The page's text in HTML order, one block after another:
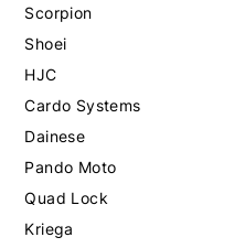
Scorpion
Shoei
HJC
Cardo Systems
Dainese
Pando Moto
Quad Lock
Kriega